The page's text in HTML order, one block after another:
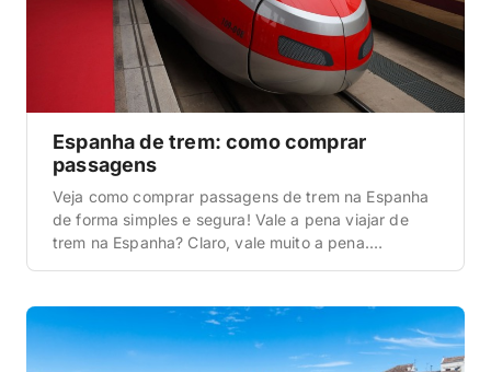
Espanha de trem: como comprar
passagens
Veja como comprar passagens de trem na Espanha
de forma simples e segura! Vale a pena viajar de
trem na Espanha? Claro, vale muito a pena.
rápidas e eficientes da Europa. Você precisa ter em
[…]